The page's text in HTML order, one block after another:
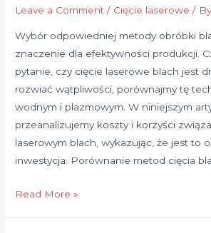
cenie
Leave a Comment / Cięcie laserowe /
Wybór odpowiedniej metody obróbki
znaczenie dla efektywności produkcji.
pytanie, czy cięcie laserowe blach jest
rozwiać wątpliwości, porównajmy tę
wodnym i plazmowym. W niniejszym
przeanalizujemy koszty i korzyści
laserowym blach, wykazując, że jest to
inwestycja. Porównanie metod cięcia
Cięcie
Read More »